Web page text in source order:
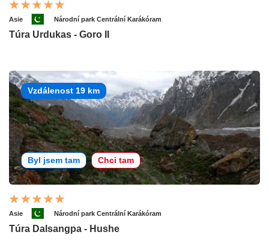
Asie Národní park Centrální Karákóram
Túra Urdukas - Goro II
Vzdálenost 19 km
Byl jsem tam Chci tam
Asie Národní park Centrální Karákóram
Túra Dalsangpa - Hushe